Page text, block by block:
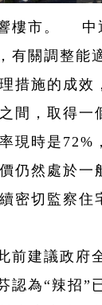
樓市。 中
有關調整能
措施的成效
間，取得一
現時是72%
仍然處於一
密切監察住
前建議政府
認為“辣招”